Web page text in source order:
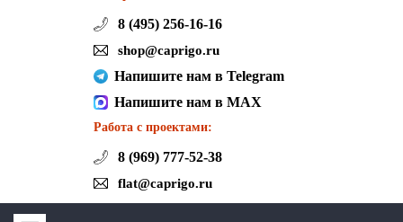
8 (495) 256-16-16
shop@caprigo.ru
Напишите нам в Telegram
Напишите нам в MAX
Работа с проектами:
8 (969) 777-52-38
flat@caprigo.ru